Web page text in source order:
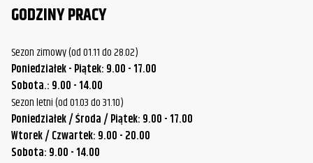
GODZINY PRACY
Sezon zimowy (od 01.11 do 28.02)
Poniedziałek - Piątek: 9.00 - 17.00
Sobota.: 9.00 - 14.00
Sezon letni (od 01.03 do 31.10)
Poniedziałek / Środa / Piątek: 9.00 - 17.00
Wtorek / Czwartek: 9.00 - 20.00
Sobota: 9.00 - 14.00